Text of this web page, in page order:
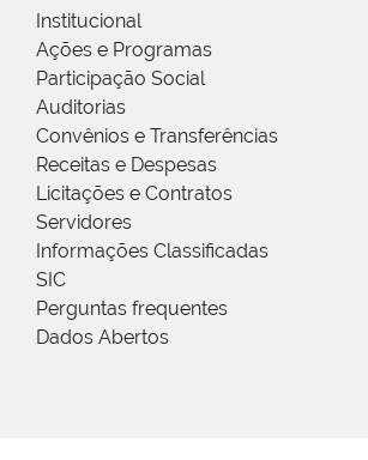
Institucional
Ações e Programas
Participação Social
Auditorias
Convênios e Transferências
Receitas e Despesas
Licitações e Contratos
Servidores
Informações Classificadas
SIC
Perguntas frequentes
Dados Abertos